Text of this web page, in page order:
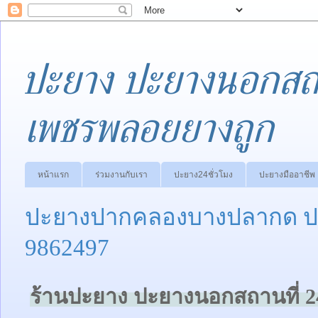
ปะยาง ปะยางนอก
เพชรพลอยยางถูก
หน้าแรก ร่วมงานกับเรา ปะยาง24ชั่วโมง ปะยางมืออาชีพ
ปะยางปากคลองบางปลากด
9862497
ร้านปะยาง ปะยางนอกสถานที่